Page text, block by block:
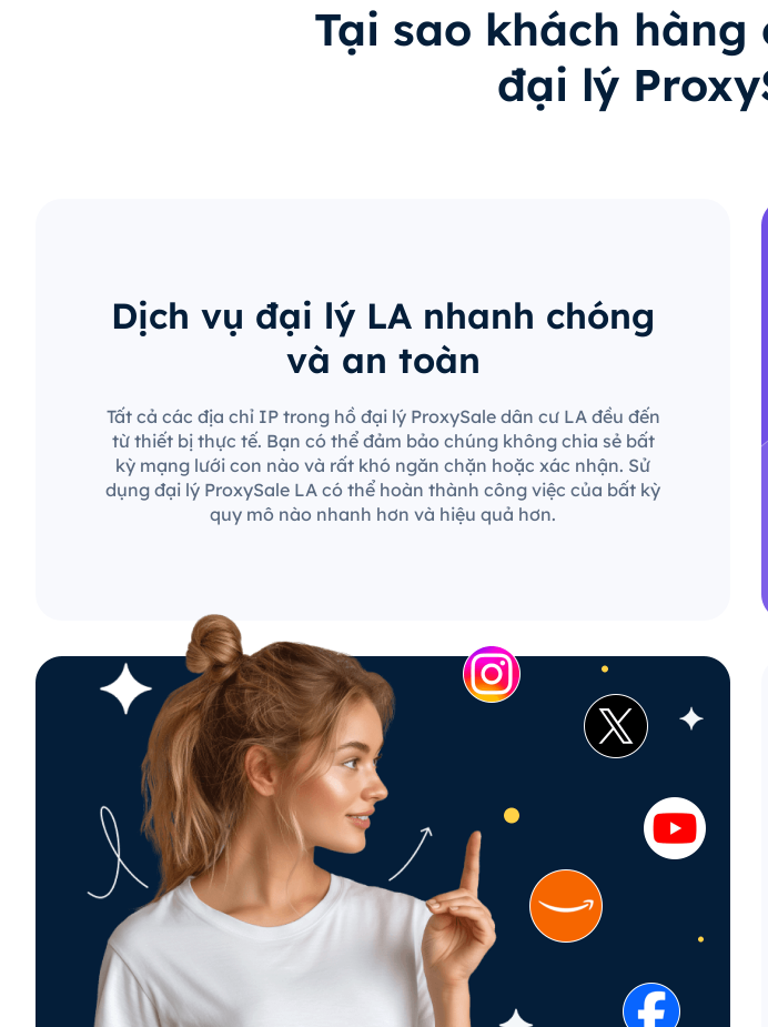
Tại sao khách
đại lý
Dịch vụ đại lý LA nhanh chóng
và an toàn
Tất cả các địa chỉ IP trong hồ đại lý ProxySale dân cư LA đều đến
từ thiết bị thực tế. Bạn có thể đảm bảo chúng không chia sẻ bất
kỳ mạng lưới con nào và rất khó ngăn chặn hoặc xác nhận. Sử
dụng đại lý ProxySale LA có thể hoàn thành công việc của bất kỳ
quy mô nào nhanh hơn và hiệu quả hơn.